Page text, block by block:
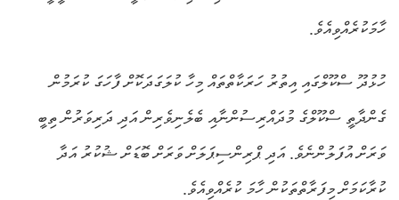
ހާމަކުރެއްވިއެވެ.
ހުޅުދޫ ސްކޫލްގައި އިތުރު ހަރަކާތްތައް މިހާ ކުލަގަދަކޮށް ފާހަގަ ކުރަމުން
ގެންދާތީ ސްކޫލްގެ މުދައްރިސުންނާއި ބެލެނިވެރިން އަދި ދަރިވަރުން ތިބީ
ވަރަށް އުފަލުންނެވެ. އަދި ޕްރިންސިޕަލަށް ވަރަށް ބޮޑަށް ޝުކުރު އަދާ
ކުރާކަމަށް މިފަރާތްތަކުން ހާމަ ކުރެއްވިއެވެ.